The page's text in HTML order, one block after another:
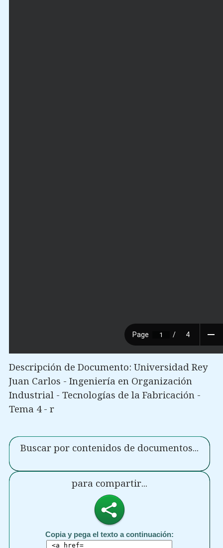
Descripción de Documento: Universidad Rey
Juan Carlos - Ingeniería en Organización
Industrial - Tecnologías de la Fabricación -
Tema 4 - r
Buscar por contenidos de documentos...
para compartir...
Copia y pega el texto a continuación: